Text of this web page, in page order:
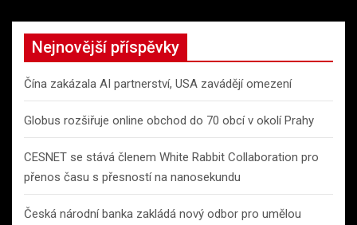
Nejnovější příspěvky
Čína zakázala AI partnerství, USA zavádějí omezení
Globus rozšiřuje online obchod do 70 obcí v okolí Prahy
CESNET se stává členem White Rabbit Collaboration pro
přenos času s přesností na nanosekundu
Česká národní banka zakládá nový odbor pro umělou